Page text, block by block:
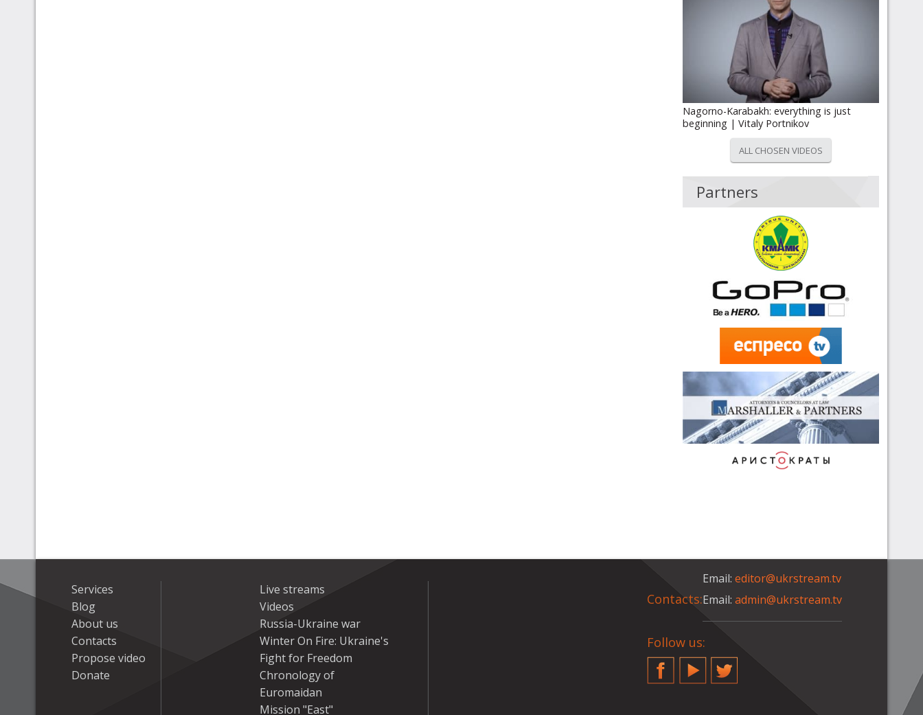
Nagorno-Karabakh: everything is just
beginning | Vitaly Portnikov
ALL CHOSEN VIDEOS
Partners
Services
Blog
About us
Contacts
Propose video
Donate
Live streams
Videos
Russia-Ukraine war
Winter On Fire: Ukraine's
Fight for Freedom
Chronology of
Euromaidan
Mission "East"
Contacts:
Email:editor@ukrstream.tv
Email:admin@ukrstream.tv
Follow us:
FacebookYouTubeTwitter